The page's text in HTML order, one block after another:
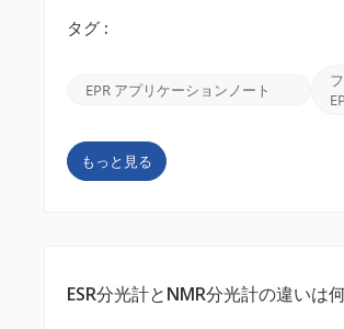
子の磁気特性を利用します。このよ
ばれます。フリーラジカルなどの常
タグ :
EPR アプリケーションノート
もっと見る
ESR分光計とNMR分光計の違いは